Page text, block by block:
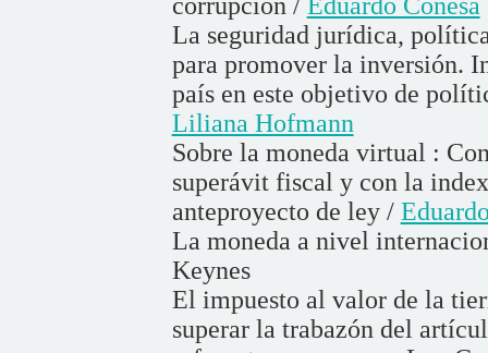
La seguridad jurídica,
para promover la inversión.
país en este objetivo de
Liliana Hofmann
Sobre la moneda virtual :
superávit fiscal y con la
anteproyecto de ley /
La moneda a nivel
Keynes
El impuesto al valor de la
superar la trabazón del